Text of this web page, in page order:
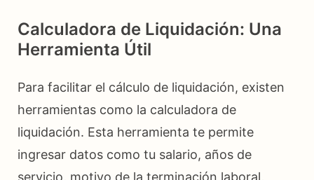
Calculadora de Liquidación: Una
Herramienta Útil
Para facilitar el cálculo de liquidación, existen
herramientas como la calculadora de
liquidación. Esta herramienta te permite
ingresar datos como tu salario, años de
servicio, motivo de la terminación laboral,